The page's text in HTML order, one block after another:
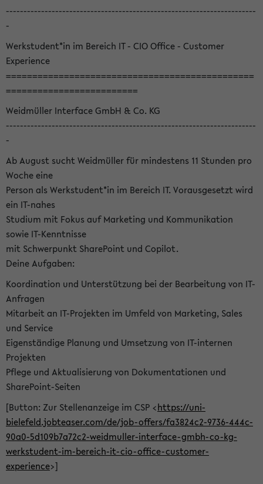
-----------------------------------------------------------------------
-
Werkstudent*in im Bereich IT - CIO Office - Customer
Experience
===============================================
=========================
Weidmüller Interface GmbH & Co. KG
-----------------------------------------------------------------------
-
Ab August sucht Weidmüller für mindestens 11 Stunden pro
Woche eine
Person als Werkstudent*in im Bereich IT. Vorausgesetzt wird
ein IT-nahes
Studium mit Fokus auf Marketing und Kommunikation
sowie IT-Kenntnisse
mit Schwerpunkt SharePoint und Copilot.
Deine Aufgaben:
Koordination und Unterstützung bei der Bearbeitung von IT-
Anfragen
Mitarbeit an IT-Projekten im Umfeld von Marketing, Sales
und Service
Eigenständige Planung und Umsetzung von IT-internen
Projekten
Pflege und Aktualisierung von Dokumentationen und
SharePoint-Seiten
[Button: Zur Stellenanzeige im CSP <https://uni-
bielefeld.jobteaser.com/de/job-offers/fa3824c2-9736-444c-
90a0-5d109b7a72c2-weidmuller-interface-gmbh-co-kg-
werkstudent-im-bereich-it-cio-office-customer-
experience>]